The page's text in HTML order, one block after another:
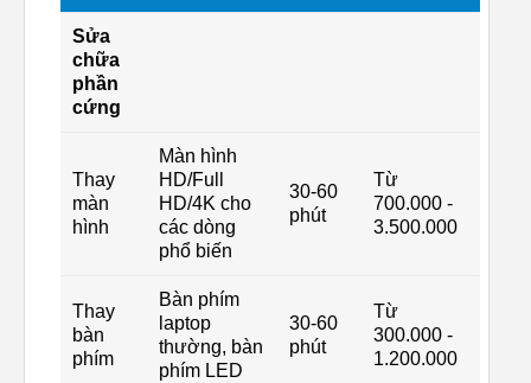
Sửa
chữa
phần
cứng
Thay
màn
hình
Màn hình
HD/Full
HD/4K cho
các dòng
phổ biến
30-60
phút
Từ
700.000 -
3.500.000
Thay
bàn
phím
Bàn phím
laptop
thường, bàn
phím LED
30-60
phút
Từ
300.000 -
1.200.000